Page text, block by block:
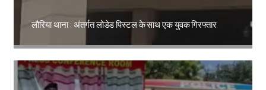
लौरिया थाना : अंतर्गत लोडेड पिस्टल के साथ एक युवक गिरफ्तार